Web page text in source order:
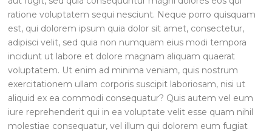
ratione voluptatem sequi nesciunt. Neque porro quisquam
est, qui dolorem ipsum quia dolor sit amet, consectetur,
adipisci velit, sed quia non numquam eius modi tempora
incidunt ut labore et dolore magnam aliquam quaerat
voluptatem. Ut enim ad minima veniam, quis nostrum
exercitationem ullam corporis suscipit laboriosam, nisi ut
aliquid ex ea commodi consequatur? Quis autem vel eum
iure reprehenderit qui in ea voluptate velit esse quam nihil
molestiae consequatur, vel illum qui dolorem eum fugiat